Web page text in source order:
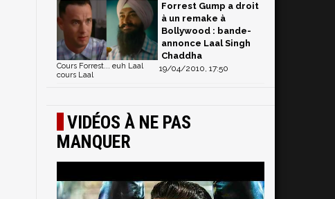
Forrest Gump a droit
à un remake à
Bollywood : bande-
annonce Laal Singh
Chaddha
19/04/2010, 17:50
Cours Forrest... euh Laal
cours Laal
VIDÉOS À NE PAS
MANQUER